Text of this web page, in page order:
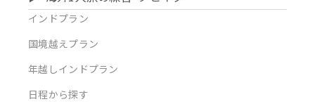
インドプラン
国境越えプラン
年越しインドプラン
日程から探す